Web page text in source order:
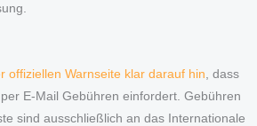
offiziellen Warnseite klar darauf hin , dass
E-Mail Gebühren einfordert. Gebühren
sind ausschließlich an das Internationale